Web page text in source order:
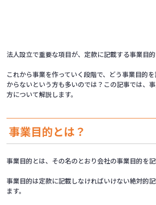
法人設立で重要な項目が、定款に記載する事業目的
これから事業を作っていく段階で、どう事業目的
からないという方も多いのでは？この記事では、
方について解説します。
事業目的とは？
事業目的とは、その名のとおり会社の事業目的を記
事業目的は定款に記載しなければいけない絶対的
ます。